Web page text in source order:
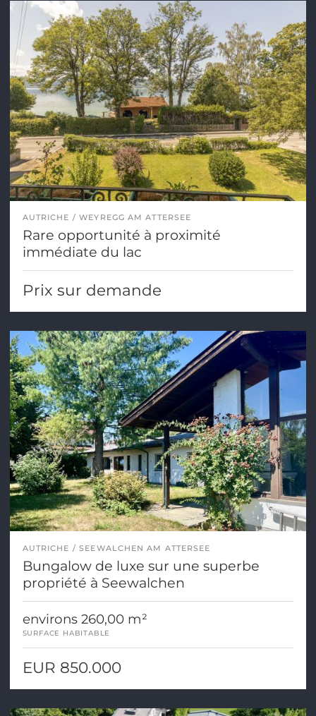
AUTRICHE WEYREGG AM ATTERSEE
Rare opportunité à proximité
immédiate du lac
Prix sur demande
AUTRICHE SEEWALCHEN AM ATTERSEE
Bungalow de luxe sur une superbe
propriété à Seewalchen
environs 260,00 m²
SURFACE HABITABLE
EUR 850.000